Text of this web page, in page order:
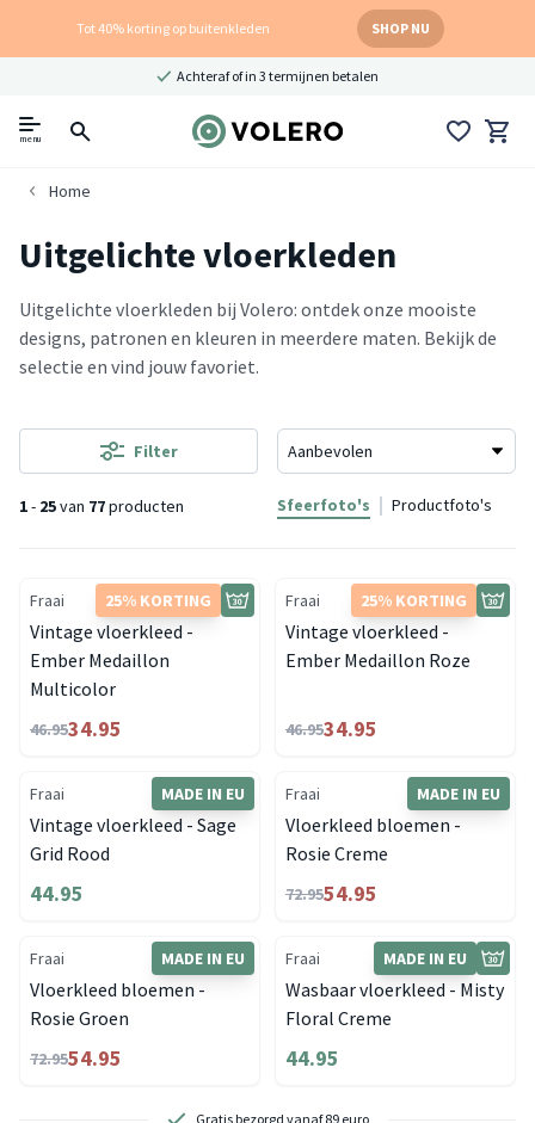
Tot 40% korting op buitenkleden SHOP NU
Achteraf of in 3 termijnen betalen
menu
Home
Uitgelichte vloerkleden
Uitgelichte vloerkleden bij Volero: ontdek onze mooiste
designs, patronen en kleuren in meerdere maten. Bekijk de
selectie en vind jouw favoriet.
1- 25van 77producten
Filter
Sfeerfoto's Productfoto's
25% KORTING
Fraai
Vintage vloerkleed -
Ember Medaillon
Multicolor
46.9534.95
25% KORTING
Fraai
Vintage vloerkleed -
Ember Medaillon Roze
46.9534.95
MADE IN EU
Fraai
Vintage vloerkleed - Sage
Grid Rood
44.95
MADE IN EU
Fraai
Vloerkleed bloemen -
Rosie Creme
72.9554.95
MADE IN EU
Fraai
Vloerkleed bloemen -
Rosie Groen
72.9554.95
MADE IN EU
Fraai
Wasbaar vloerkleed - Misty
Floral Creme
44.95
Gratis bezorgd vanaf 89 euro